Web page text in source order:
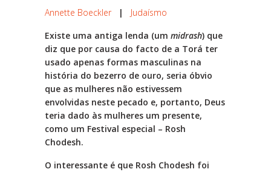
Annette Boeckler| Judaísmo
Existe uma antiga lenda (um midrash) que
diz que por causa do facto de a Torá ter
usado apenas formas masculinas na
história do bezerro de ouro, seria óbvio
que as mulheres não estivessem
envolvidas neste pecado e, portanto, Deus
teria dado às mulheres um presente,
como um Festival especial – Rosh
Chodesh.
O interessante é que Rosh Chodesh foi